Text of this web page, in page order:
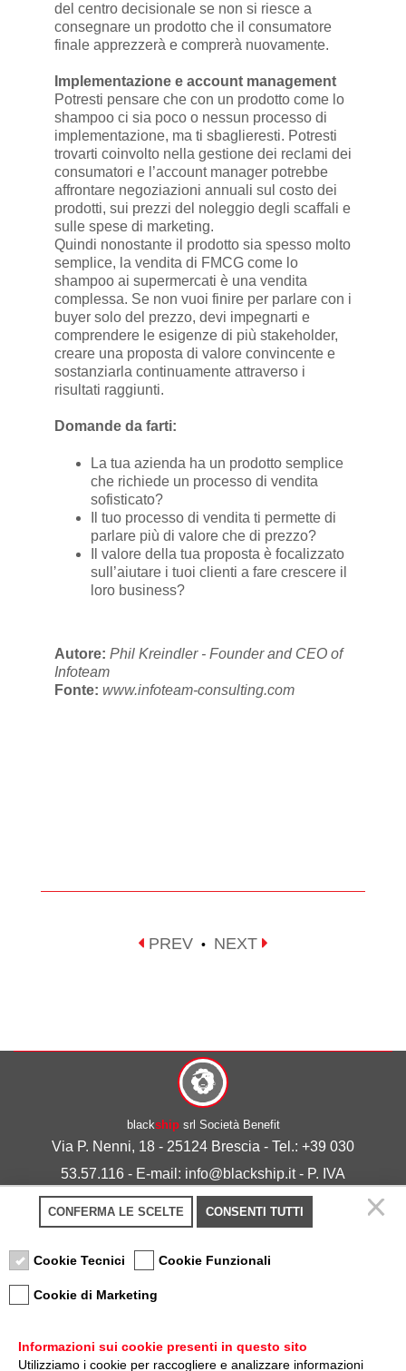
del centro decisionale se non si riesce a
consegnare un prodotto che il consumatore
finale apprezzerà e comprerà nuovamente.
Implementazione e account management
Potresti pensare che con un prodotto come lo
shampoo ci sia poco o nessun processo di
implementazione, ma ti sbaglieresti. Potresti
trovarti coinvolto nella gestione dei reclami dei
consumatori e l’account manager potrebbe
affrontare negoziazioni annuali sul costo dei
prodotti, sui prezzi del noleggio degli scaffali e
sulle spese di marketing.
Quindi nonostante il prodotto sia spesso molto
semplice, la vendita di FMCG come lo
shampoo ai supermercati è una vendita
complessa. Se non vuoi finire per parlare con i
buyer solo del prezzo, devi impegnarti e
comprendere le esigenze di più stakeholder,
creare una proposta di valore convincente e
sostanziarla continuamente attraverso i
risultati raggiunti.
Domande da farti:
La tua azienda ha un prodotto semplice
che richiede un processo di vendita
sofisticato?
Il tuo processo di vendita ti permette di
parlare più di valore che di prezzo?
Il valore della tua proposta è focalizzato
sull’aiutare i tuoi clienti a fare crescere il
loro business?
Autore: Phil Kreindler - Founder and CEO of
Infoteam
Fonte: www.infoteam-consulting.com
PREV • NEXT
blackshipsrl Società Benefit
Via P. Nenni, 18 - 25124 Brescia - Tel.: +39 030
53.57.116 - E-mail: info@blackship.it - P. IVA
03492980986
Privacy policy-Cookie policy
CONFERMA LE SCELTE CONSENTI TUTTI
Cookie Tecnici Cookie Funzionali
Cookie di Marketing
Informazioni sui cookie presenti in questo sito
Utilizziamo i cookie per raccogliere e analizzare informazioni